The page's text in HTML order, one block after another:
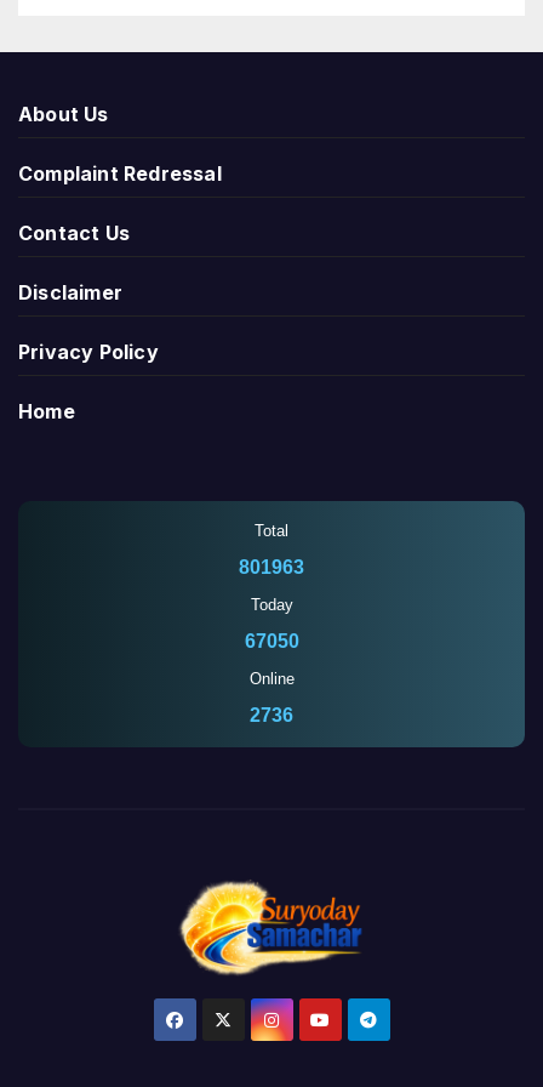
About Us
Complaint Redressal
Contact Us
Disclaimer
Privacy Policy
Home
Total
801963
Today
67050
Online
2737